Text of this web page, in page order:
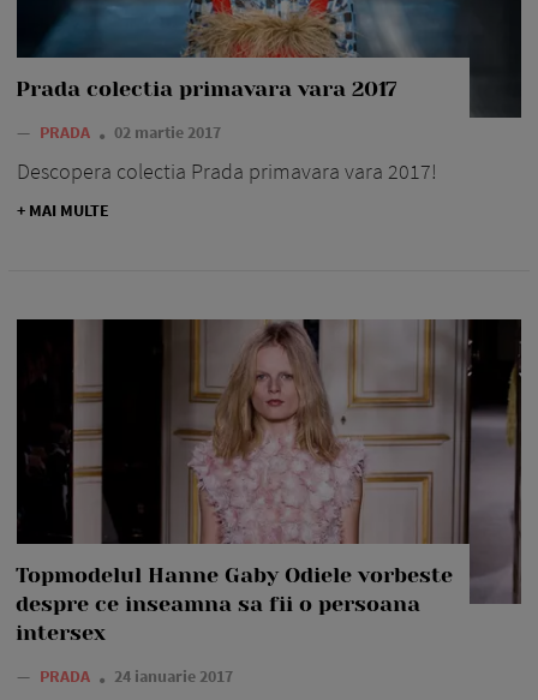
Prada colectia primavara vara 2017
— PRADA 02 martie 2017
Descopera colectia Prada primavara vara 2017!
+ MAI MULTE
Topmodelul Hanne Gaby Odiele vorbeste
despre ce inseamna sa fii o persoana
intersex
— PRADA 24 ianuarie 2017